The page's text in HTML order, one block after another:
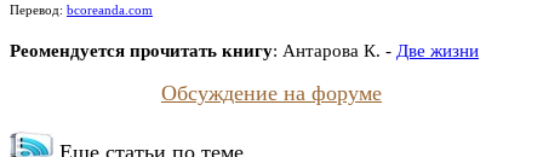
Перевод: bcoreanda.com
Реомендуется прочитать книгу: Антарова К. - Две жизни
Обсуждение на форуме
Еще статьи по теме